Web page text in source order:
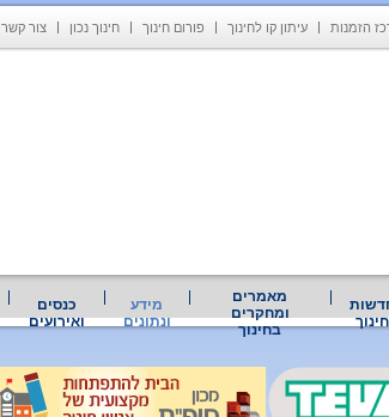
הזמנות עיתון קו לחינוך פורום חינוך חינוך נכון צור קשר
חינוך
מאמרים
ומחקרים
בחינוך
מידע
ונתונים
כנסים
ואירועים